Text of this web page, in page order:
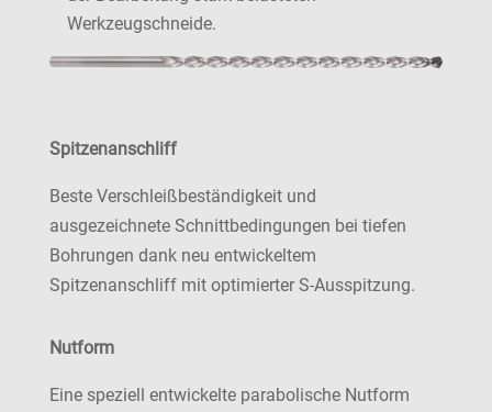
Werkzeugschneide.
Spitzenanschliff
Beste Verschleißbeständigkeit und
ausgezeichnete Schnittbedingungen bei tiefen
Bohrungen dank neu entwickeltem
Spitzenanschliff mit optimierter S-Ausspitzung.
Nutform
Eine speziell entwickelte parabolische Nutform